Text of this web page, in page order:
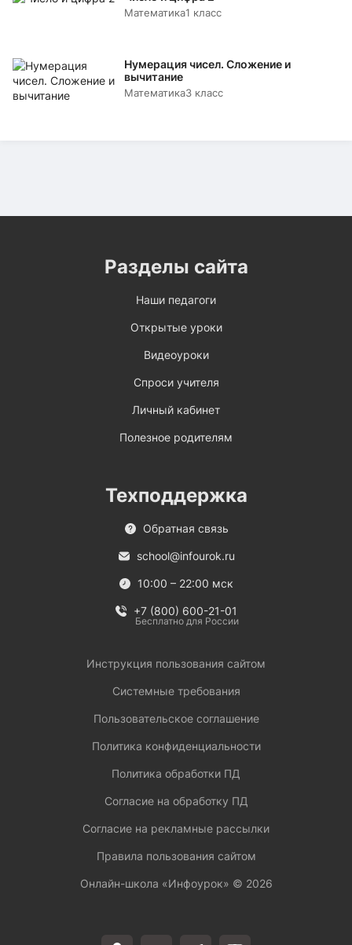
Математика1 класс
Нумерация чисел. Сложение и
вычитание
Математика3 класс
Разделы сайта
Наши педагоги
Открытые уроки
Видеоуроки
Спроси учителя
Личный кабинет
Полезное родителям
Техподдержка
Обратная связь
school@infourok.ru
10:00 – 22:00 мск
+7 (800) 600-21-01
Бесплатно для России
Инструкция пользования сайтом
Системные требования
Пользовательское соглашение
Политика конфиденциальности
Политика обработки ПД
Согласие на обработку ПД
Согласие на рекламные рассылки
Правила пользования сайтом
Онлайн-школа «Инфоурок» © 2026